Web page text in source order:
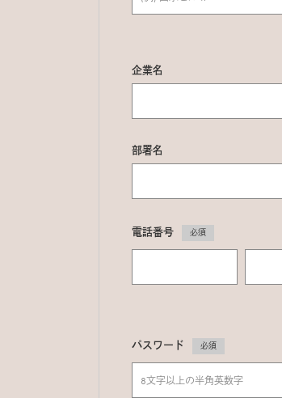
企業名
部署名
電話番号 必須
パスワード 必須